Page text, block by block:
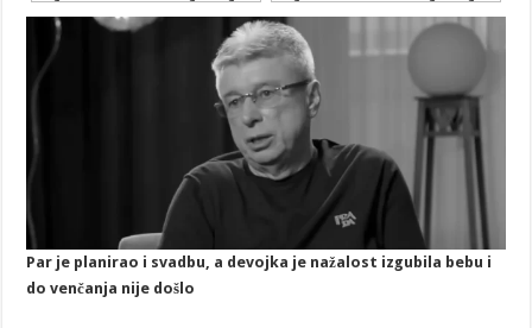
Par je planirao i svadbu, a devojka je nažalost izgubila bebu i
do venčanja nije došlo